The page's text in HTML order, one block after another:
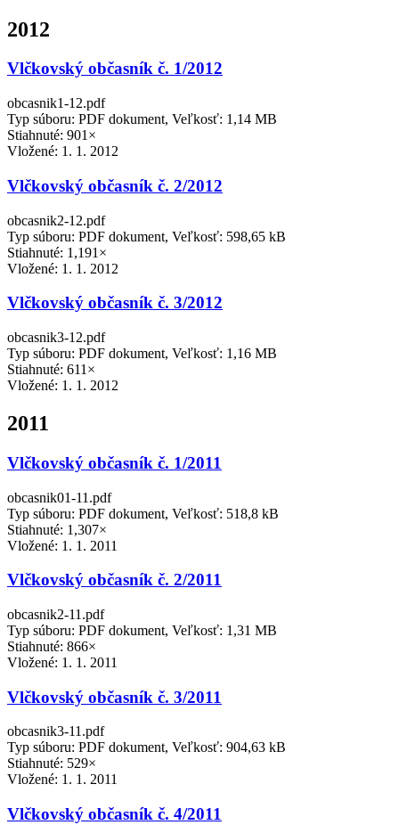
2012
Vlčkovský občasník č. 1/2012
obcasnik1-12.pdf
Typ súboru: PDF dokument, Veľkosť: 1,14 MB
Stiahnuté: 901×
Vložené: 1. 1. 2012
Vlčkovský občasník č. 2/2012
obcasnik2-12.pdf
Typ súboru: PDF dokument, Veľkosť: 598,65 kB
Stiahnuté: 1,191×
Vložené: 1. 1. 2012
Vlčkovský občasník č. 3/2012
obcasnik3-12.pdf
Typ súboru: PDF dokument, Veľkosť: 1,16 MB
Stiahnuté: 611×
Vložené: 1. 1. 2012
2011
Vlčkovský občasník č. 1/2011
obcasnik01-11.pdf
Typ súboru: PDF dokument, Veľkosť: 518,8 kB
Stiahnuté: 1,307×
Vložené: 1. 1. 2011
Vlčkovský občasník č. 2/2011
obcasnik2-11.pdf
Typ súboru: PDF dokument, Veľkosť: 1,31 MB
Stiahnuté: 866×
Vložené: 1. 1. 2011
Vlčkovský občasník č. 3/2011
obcasnik3-11.pdf
Typ súboru: PDF dokument, Veľkosť: 904,63 kB
Stiahnuté: 529×
Vložené: 1. 1. 2011
Vlčkovský občasník č. 4/2011